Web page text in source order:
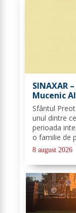
SINAXAR
Mucenic
Sfântul
unul dintre
perioada
o familie de
Biserica
Republica
8 august 2026